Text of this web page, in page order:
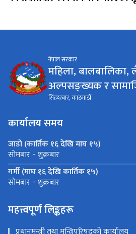
महिला, बालबालिका,
अल्पसङ्ख्यक र
सिंहदरबार, काठमाडौँ
कार्यालय समय
जाडो (कार्तिक १६ देखि माघ १५)
सोमबार - शुक्रबार
गर्मी (माघ १६ देखि कार्तिक १५)
सोमबार - शुक्रबार
महत्त्वपूर्ण लिङ्कहरू
प्रधानमन्त्री तथा मन्त्रिपरिषद्को कार्यालय